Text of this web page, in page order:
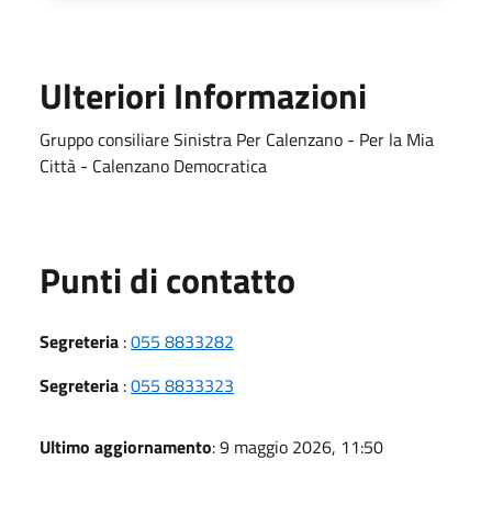
Ulteriori Informazioni
Gruppo consiliare Sinistra Per Calenzano - Per la Mia
Città - Calenzano Democratica
Punti di contatto
Segreteria :055 8833282
Segreteria :055 8833323
Ultimo aggiornamento: 9 maggio 2026, 11:50